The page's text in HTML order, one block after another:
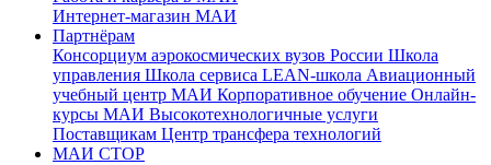
Интернет-магазин МАИ
Партнёрам
Консорциум аэрокосмических вузов России Школа
управления Школа сервиса LEAN-школа Авиационный
учебный центр МАИ Корпоративное обучение Онлайн-
курсы МАИ Высокотехнологичные услуги
Поставщикам Центр трансфера технологий
МАИ СТОР